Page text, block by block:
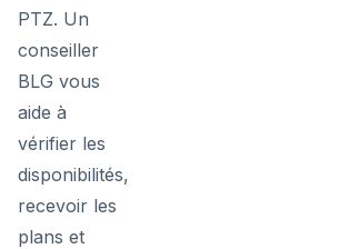
PTZ. Un
conseiller
BLG vous
aide à
vérifier les
disponibilités,
recevoir les
plans et